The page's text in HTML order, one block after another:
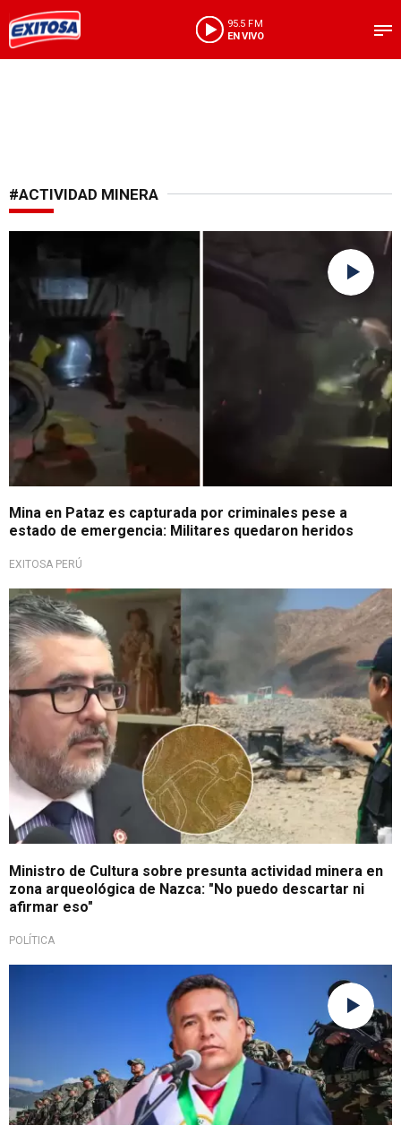
95.5 FM
EN VIVO
#ACTIVIDAD MINERA
Mina en Pataz es capturada por criminales pese a
estado de emergencia: Militares quedaron heridos
EXITOSA PERÚ
Desconoce si habrían daños
Ministro de Cultura sobre presunta actividad minera en
zona arqueológica de Nazca: "No puedo descartar ni
afirmar eso"
POLÍTICA